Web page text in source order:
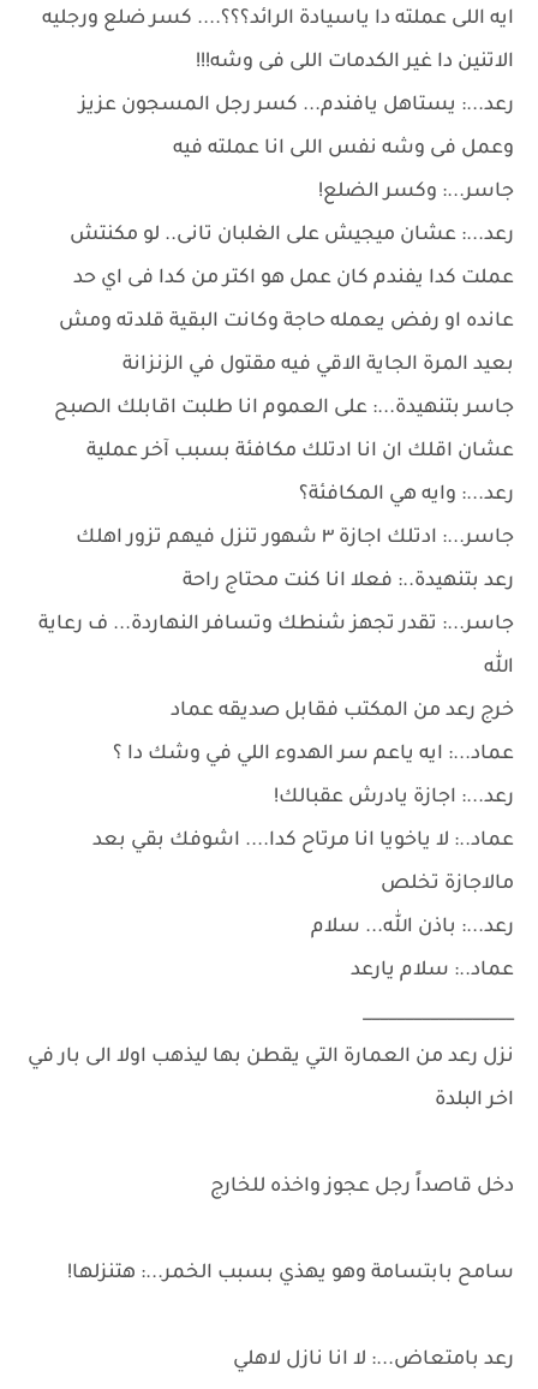
ايه اللى عملته دا ياسيادة الرائد؟؟؟.... كسر ضلع ورجليه
الاتنين دا غير الكدمات اللى فى وشه!!!
رعد...: يستاهل يافندم... كسر رجل المسجون عزيز
وعمل فى وشه نفس اللى انا عملته فيه
جاسر...: وكسر الضلع!
رعد...: عشان ميجيش على الغلبان تانى.. لو مكنتش
عملت كدا يفندم كان عمل هو اكتر من كدا فى اي حد
عانده او رفض يعمله حاجة وكانت البقية قلدته ومش
بعيد المرة الجاية الاقي فيه مقتول في الزنزانة
جاسر بتنهيدة...: على العموم انا طلبت اقابلك الصبح
عشان اقلك ان انا ادتلك مكافئة بسبب آخر عملية
رعد...: وايه هي المكافئة؟
جاسر...: ادتلك اجازة ٣ شهور تنزل فيهم تزور اهلك
رعد بتنهيدة..: فعلا انا كنت محتاج راحة
جاسر...: تقدر تجهز شنطك وتسافر النهاردة... ف رعاية
الله
خرج رعد من المكتب فقابل صديقه عماد
عماد...: ايه ياعم سر الهدوء اللي في وشك دا ؟
رعد...: اجازة يادرش عقبالك!
عماد..: لا ياخويا انا مرتاح كدا.... اشوفك بقي بعد
مالاجازة تخلص
رعد...: باذن الله... سلام
عماد..: سلام يارعد
__________________
نزل رعد من العمارة التي يقطن بها ليذهب اولا الى بار في
اخر البلدة
دخل قاصداً رجل عجوز واخذه للخارج
سامح بابتسامة وهو يهذي بسبب الخمر...: هتنزلها!
رعد بامتعاض...: لا انا نازل لاهلي